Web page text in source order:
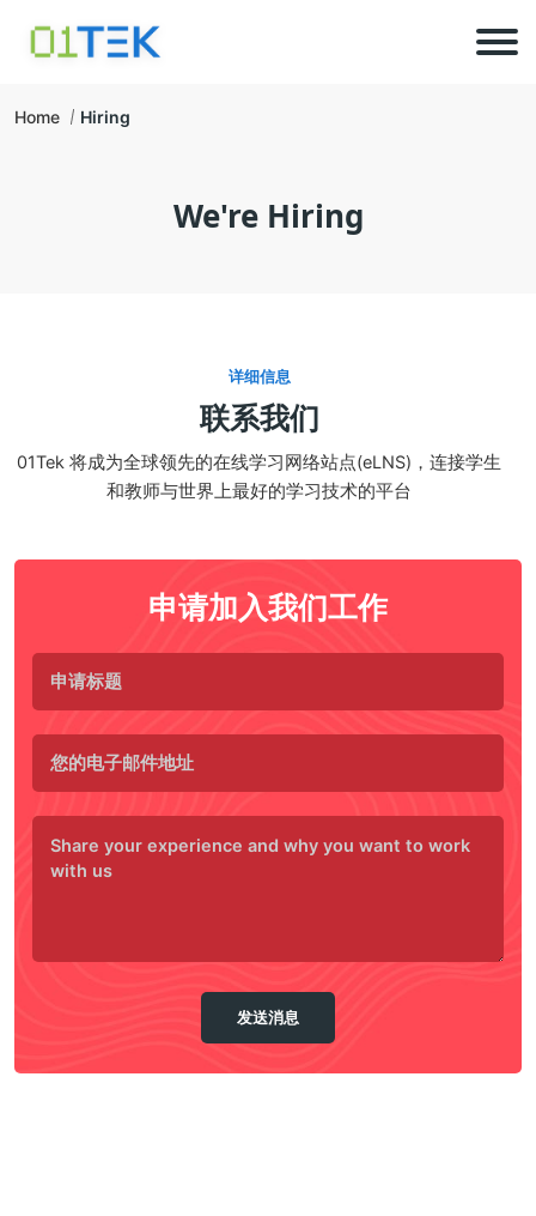
Home Hiring
We're Hiring
详细信息
联系我们
01Tek 将成为全球领先的在线学习网络站点(eLNS)，连接学生
和教师与世界上最好的学习技术的平台
申请加入我们工作
发送消息